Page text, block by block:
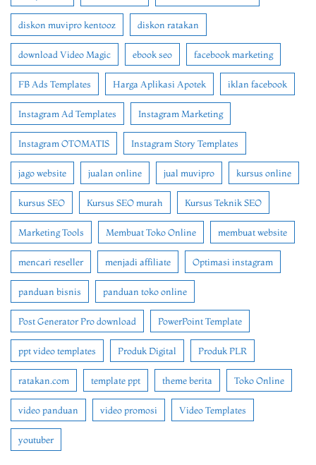
diskon muvipro kentooz diskon ratakan
download Video Magic ebook seo facebook marketing
FB Ads Templates Harga Aplikasi Apotek iklan facebook
Instagram Ad Templates Instagram Marketing
Instagram OTOMATIS Instagram Story Templates
jago website jualan online jual muvipro kursus online
kursus SEO Kursus SEO murah Kursus Teknik SEO
Marketing Tools Membuat Toko Online membuat website
mencari reseller menjadi affiliate Optimasi instagram
panduan bisnis panduan toko online
Post Generator Pro download PowerPoint Template
ppt video templates Produk Digital Produk PLR
ratakan.com template ppt theme berita Toko Online
video panduan video promosi Video Templates
youtuber